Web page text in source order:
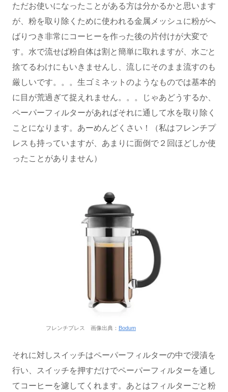
ただお使いになったことがある方は分かるかと思います
が、粉を取り除くために使われる金属メッシュに粉がへ
ばりつき非常にコーヒーを作った後の片付けが大変で
す。水で流せば粉自体は割と簡単に取れますが、水ごと
捨てるわけにもいきませんし、流しにそのまま流すのも
厳しいです。。。生ゴミネットのようなものでは基本的
に目が荒過ぎて捉えれません。。。じゃあどうするか、
ペーパーフィルターがあればそれに通して水を取り除く
ことになります。あーめんどくさい！（私はフレンチプ
レスも持っていますが、あまりに面倒で２回ほどしか使
ったことがありません）
フレンチプレス 画像出典： Bodum
それに対しスイッチはペーパーフィルターの中で浸漬を
行い、スイッチを押すだけでペーパーフィルターを通し
てコーヒーを濾してくれます。あとはフィルターごと粉